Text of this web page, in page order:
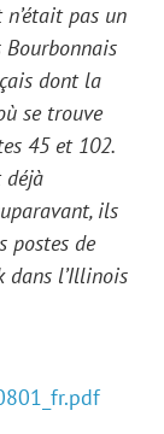
pas un
dont la
se trouve
45 et 102.
déjà
ils
postes de
dans l’Illinois